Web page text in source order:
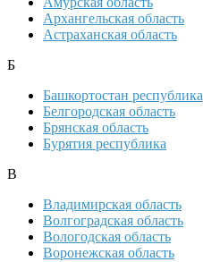
Архангельская область
Астраханская область
Б
Башкортостан республика
Белгородская область
Брянская область
Бурятия республика
В
Владимирская область
Волгоградская область
Вологодская область
Воронежская область